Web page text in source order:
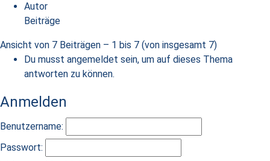
Autor
Beiträge
Ansicht von 7 Beiträgen – 1 bis 7 (von insgesamt 7)
Du musst angemeldet sein, um auf dieses Thema
antworten zu können.
Anmelden
Benutzername:
Passwort: